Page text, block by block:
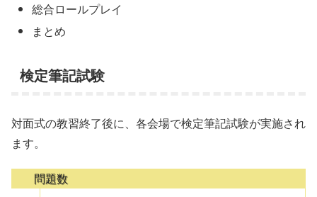
総合ロールプレイ
まとめ
検定筆記試験
対面式の教習終了後に、各会場で検定筆記試験が実施され
ます。
問題数